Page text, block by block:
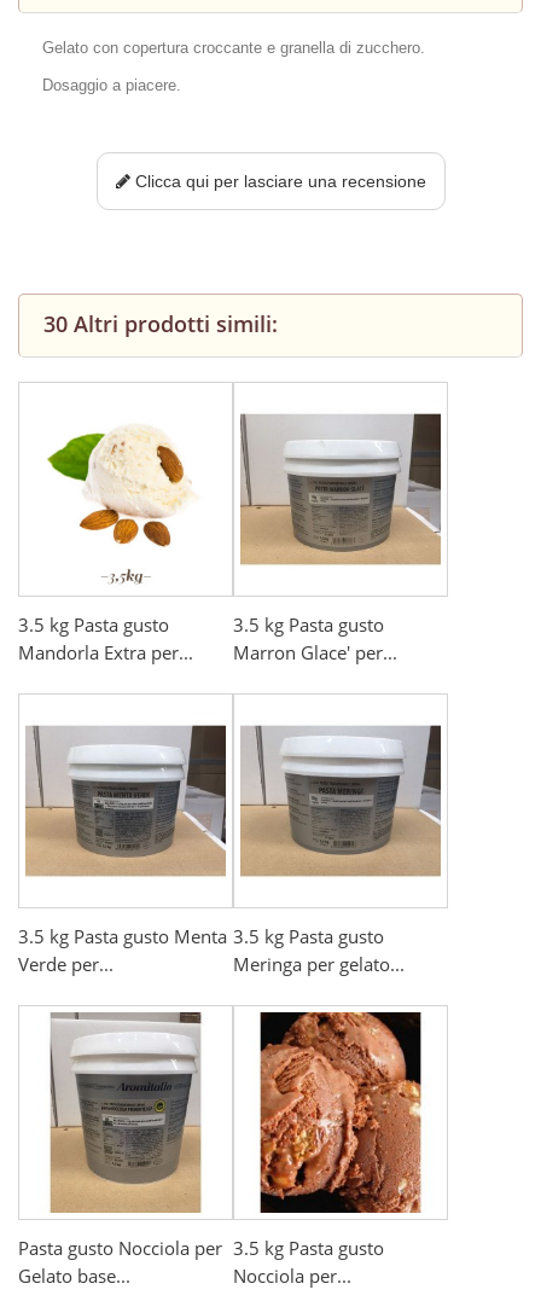
Gelato con copertura croccante e granella di zucchero.
Dosaggio a piacere.
Clicca qui per lasciare una recensione
30 Altri prodotti simili:
3.5 kg Pasta gusto
Mandorla Extra per...
3.5 kg Pasta gusto
Marron Glace' per...
3.5 kg Pasta gusto Menta
Verde per...
3.5 kg Pasta gusto
Meringa per gelato...
Pasta gusto Nocciola per
Gelato base...
3.5 kg Pasta gusto
Nocciola per...